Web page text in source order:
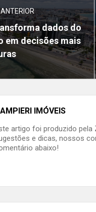
dados do
em decisões mais
IMÓVEIS
artigo foi produzido pela
e dicas, nossos
abaixo!